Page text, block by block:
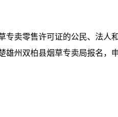
专卖零售许可证的公民、法
州双柏县烟草专卖局报名，